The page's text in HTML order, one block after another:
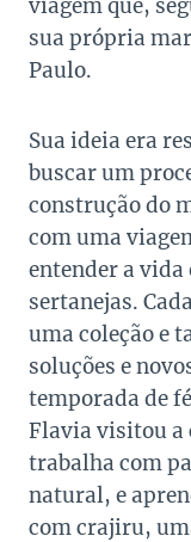
viagem que,
sua própria
Paulo.
Sua ideia era
buscar um
construção do
com uma
entender a vida
sertanejas.
uma coleção e
soluções e
temporada de
Flavia visitou a
trabalha com
natural, e
com crajiru,